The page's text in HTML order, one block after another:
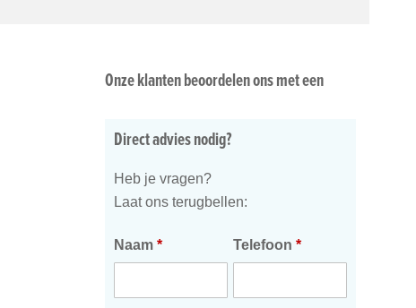
Onze klanten beoordelen ons met een
Direct advies nodig?
Heb je vragen?
Laat ons terugbellen:
Naam * Telefoon *